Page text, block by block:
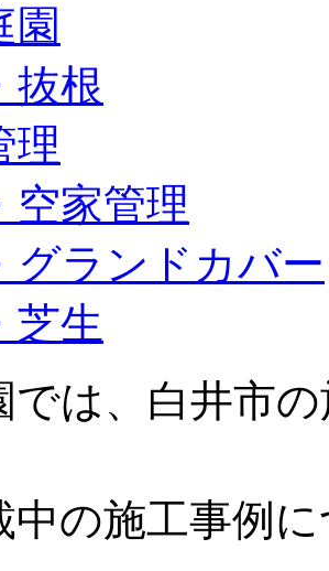
園
抜根
理
空家管理
グランドカバー
芝生
では、白井市
中の施工事例